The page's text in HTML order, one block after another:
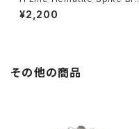
celet
¥2,200
その他の商品